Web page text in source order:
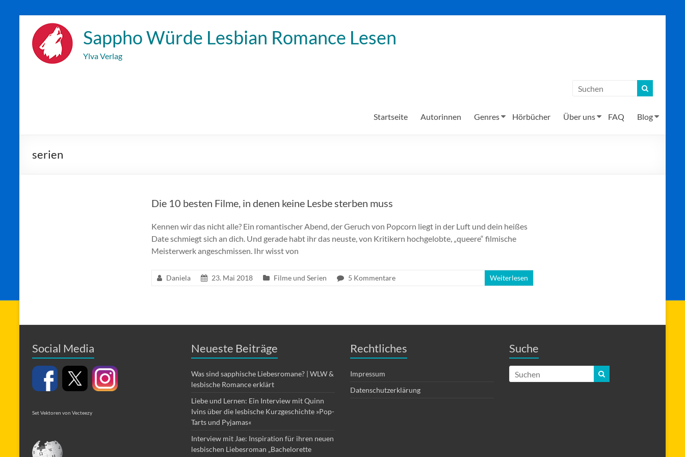
Inhalt
wechseln
Sappho Würde Lesbian Romance Lesen
Ylva Verlag
Startseite Autorinnen Genres Hörbücher Über uns FAQ Blog
serien
Die 10 besten Filme, in denen keine Lesbe sterben muss
Kennen wir das nicht alle? Ein romantischer Abend, der Geruch von Popcorn liegt in der Luft und dein heißes
Date schmiegt sich an dich. Und gerade habt ihr das neuste, von Kritikern hochgelobte, „queere“ filmische
Meisterwerk angeschmissen. Ihr wisst von
Daniela 23. Mai 2018 Filme und Serien 5 Kommentare Weiterlesen
Social Media
Set Vektoren von Vecteezy
Neueste Beiträge
Was sind sapphische Liebesromane? | WLW &
lesbische Romance erklärt
Liebe und Lernen: Ein Interview mit Quinn
Ivins über die lesbische Kurzgeschichte »Pop-
Tarts und Pyjamas«
Interview mit Jae: Inspiration für ihren neuen
lesbischen Liebesroman „Bachelorette
Rechtliches
Impressum
Datenschutzerklärung
Suche